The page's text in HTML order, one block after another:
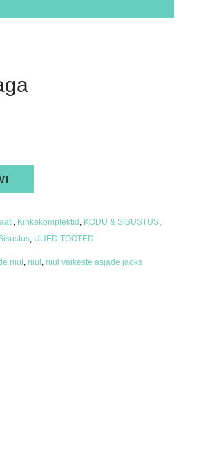
Kinkekomplektid KODU & SISUSTUS
UUED TOOTED
riiul ,riiul ,riiul väikeste asjade jaoks